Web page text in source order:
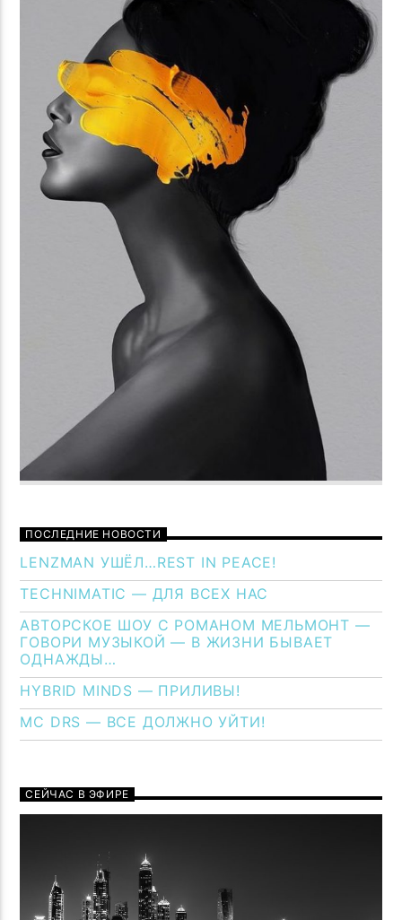
ПОСЛЕДНИЕ НОВОСТИ
LENZMAN УШЁЛ…REST IN PEACE!
TECHNIMATIC — ДЛЯ ВСЕХ НАС
АВТОРСКОЕ ШОУ С РОМАНОМ МЕЛЬМОНТ —
ГОВОРИ МУЗЫКОЙ — В ЖИЗНИ БЫВАЕТ
ОДНАЖДЫ…
HYBRID MINDS — ПРИЛИВЫ!
MC DRS — ВСЕ ДОЛЖНО УЙТИ!
СЕЙЧАС В ЭФИРЕ